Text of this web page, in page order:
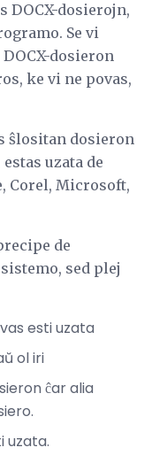
DOCX-dosierojn,
Se vi
dosieron
ke vi ne povas,
ŝlositan dosieron
uzata de
Corel, Microsoft,
de
sed plej
esti uzata
ol iri
ĉar alia
uzata.